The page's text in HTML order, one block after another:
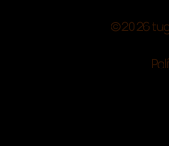
© 2026